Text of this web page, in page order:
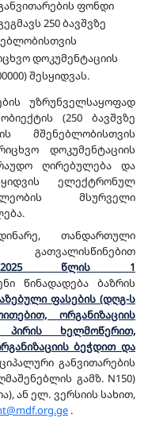
ფონდი
250 ბავშვზე
დოკუმენტაციის
შესყიდვას.
უზრუნველსაყოფად
(250 ბავშვზე
მშენებლობისთვის
დოკუმენტაციის
ღირებულება და
ელექტრონულ
მსურველი
თანდართული
2025 წლის 1
წინადადება ბაზრის
ფასების (დღგ-ს
ორგანიზაციის
პირის ხელმოწერით,
ბეჭდით და
განვითარების
გამზ. N150)
ან ელ. ვერსიის სახით,
.